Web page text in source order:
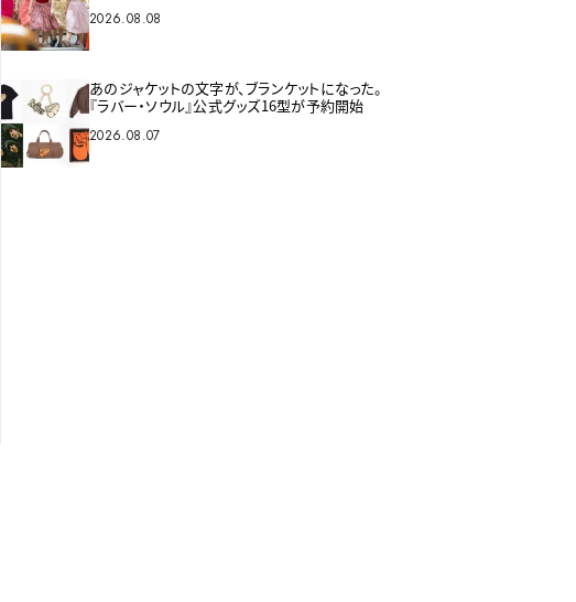
2026.08.08
あのジャケットの文字が、ブランケットになった。
『ラバー・ソウル』公式グッズ16型が予約開始
2026.08.07